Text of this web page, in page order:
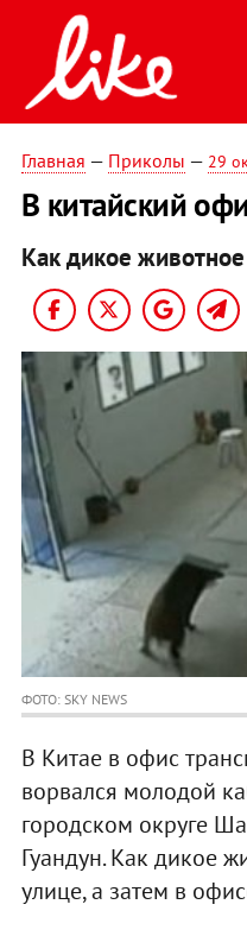
Главная — Приколы — 29
В китайский
Как дикое
ФОТО: SKY NEWS
В Китае в офис
ворвался молодой
городском округе
Гуандун. Как дикое
улице, а затем в